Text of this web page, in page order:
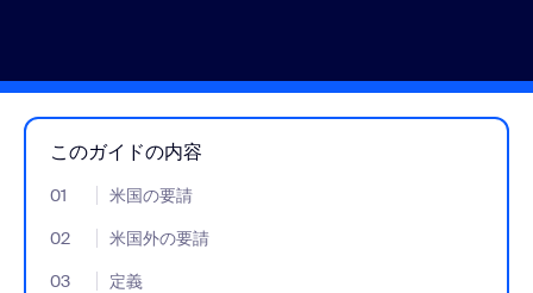
このガイドの内容
01 米国の要請
- Jumplink to 米国の要請
02
米国外の要請
- Jumplink to 米国外の要請
03
定義
- Jumplink to 定義